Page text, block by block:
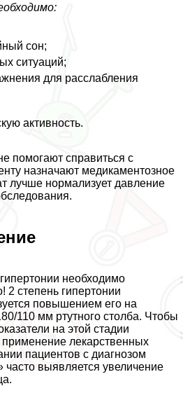
сон;
ситуаций;
для расслабления
активность.
помогают справиться с
назначают медикаментозное
лучше нормализует давление
необходимо
2 степень гипертонии
повышением его на
110 мм ртутного столба. Чтобы
на этой стадии
применение лекарственных
пациентов с диагнозом
часто выявляется увеличение